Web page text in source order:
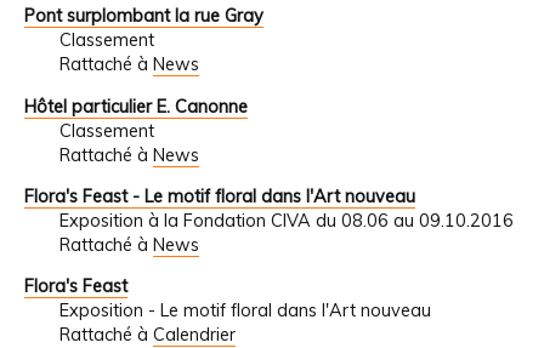
Pont surplombant la rue Gray
Classement
Rattaché à News
Hôtel particulier E. Canonne
Classement
Rattaché à News
Flora's Feast - Le motif floral dans l'Art nouveau
Exposition à la Fondation CIVA du 08.06 au 09.10.2016
Rattaché à News
Flora's Feast
Exposition - Le motif floral dans l'Art nouveau
Rattaché à Calendrier